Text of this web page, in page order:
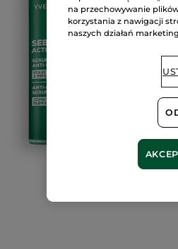
na przechowywanie
korzystania z nawigacji
naszych działań